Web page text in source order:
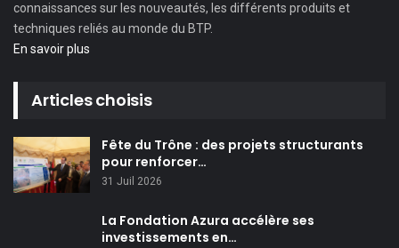
connaissances sur les nouveautés, les différents produits et
techniques reliés au monde du BTP.
En savoir plus
Articles choisis
Fête du Trône : des projets structurants
pour renforcer…
31 Juil 2026
La Fondation Azura accélère ses
investissements en…